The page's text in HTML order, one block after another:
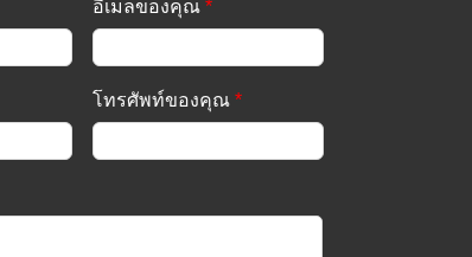
อีเมลของคุณ *
โทรศัพท์ของคุณ *